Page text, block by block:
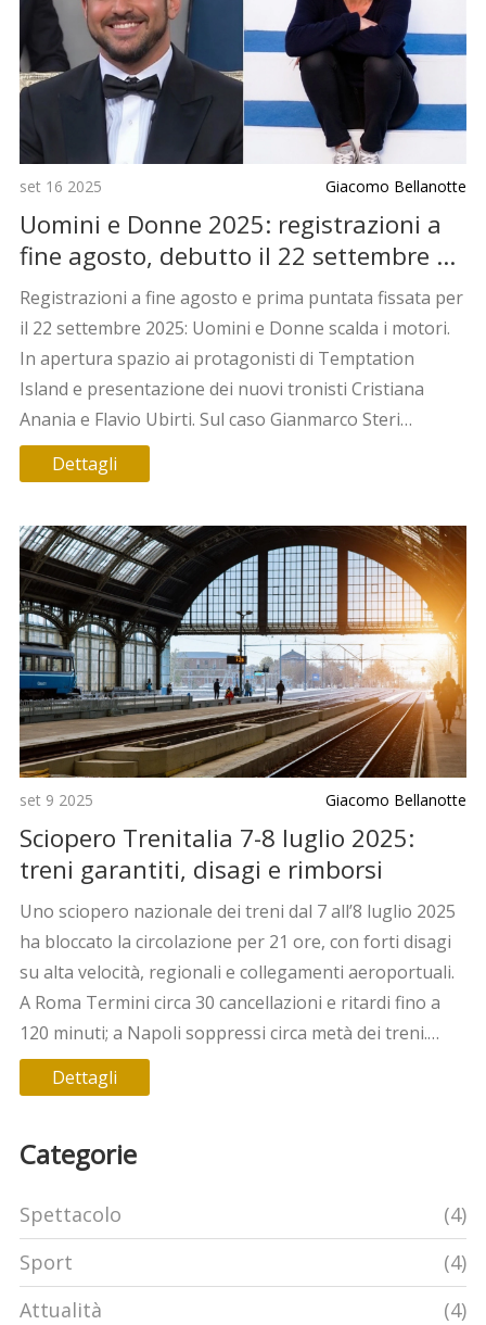
set 16 2025 Giacomo Bellanotte
Uomini e Donne 2025: registrazioni a
fine agosto, debutto il 22 settembre e
le voci su Gianmarco Steri
Registrazioni a fine agosto e prima puntata fissata per
il 22 settembre 2025: Uomini e Donne scalda i motori.
In apertura spazio ai protagonisti di Temptation
Island e presentazione dei nuovi tronisti Cristiana
Anania e Flavio Ubirti. Sul caso Gianmarco Steri
circolano voci di “retrocessione”, ma non ci sono
conferme ufficiali.
Dettagli
set 9 2025 Giacomo Bellanotte
Sciopero Trenitalia 7-8 luglio 2025:
treni garantiti, disagi e rimborsi
Uno sciopero nazionale dei treni dal 7 all’8 luglio 2025
ha bloccato la circolazione per 21 ore, con forti disagi
su alta velocità, regionali e collegamenti aeroportuali.
A Roma Termini circa 30 cancellazioni e ritardi fino a
120 minuti; a Napoli soppressi circa metà dei treni.
Garantite le fasce del mattino 6-9. Possibili rimborsi e
cambio prenotazione senza costi.
Dettagli
Categorie
Spettacolo
(4)
Sport
(4)
Attualità
(4)